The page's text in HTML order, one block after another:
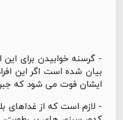
- گرسنه خوابیدن برای
بیان شده است اگر این
ایشان فوت می شود که
- لازم است که از غداهای